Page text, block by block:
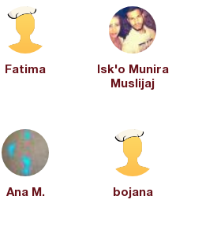
Fatima
Isk'o Munira
Muslijaj
Ana M. bojana